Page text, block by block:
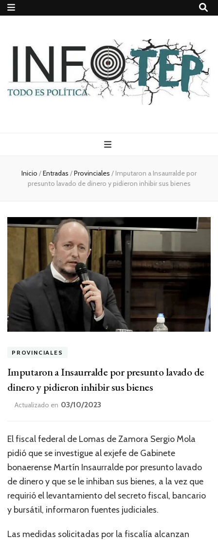
Todo es
(rosca)
política
Inicio /Entradas /Provinciales / Imputaron a Insaurralde por
presunto lavado de dinero y pidieron inhibir sus bienes
PROVINCIALES
Imputaron a Insaurralde por presunto lavado de
dinero y pidieron inhibir sus bienes
Actualizado en 03/10/2023
El fiscal federal de Lomas de Zamora Sergio Mola
pidió que se investigue al exjefe de Gabinete
bonaerense Martín Insaurralde por presunto lavado
de dinero y que se le inhiban sus bienes, a la vez que
requirió el levantamiento del secreto fiscal, bancario
y bursátil, informaron fuentes judiciales.
Las medidas solicitadas por la fiscalía alcanzan